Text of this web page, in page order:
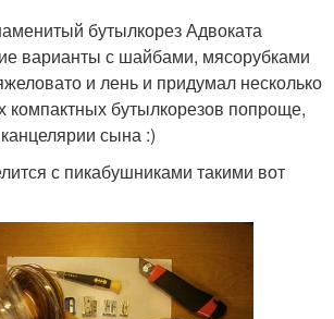
бутылкорез Адвоката
варианты с шайбами, мясорубками
и лень и придумал несколько
компактных бутылкорезов попроще,
сына :)
с пикабушниками такими вот